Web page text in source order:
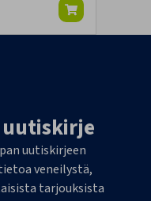
uutiskirje
uutiskirjeen
veneilystä,
tarjouksista